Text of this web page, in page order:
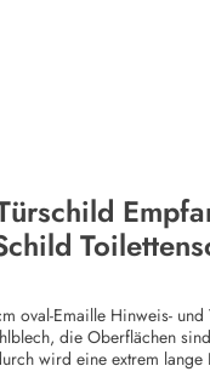
Blechschild
oval-Emaille Hinweis- und
die Oberflächen
wird eine extrem lange